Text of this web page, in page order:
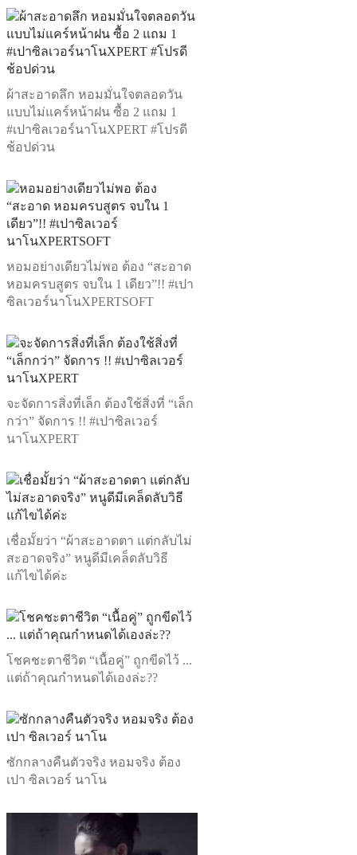
ผ้าสะอาดลึก หอมมั่นใจตลอดวัน
แบบไม่แคร์หน้าฝน ซื้อ 2 แถม 1
#เปาซิลเวอร์นาโนXPERT #โปรดี
ช้อปด่วน
หอมอย่างเดียวไม่พอ ต้อง “สะอาด
หอมครบสูตร จบใน 1 เดียว”!! #เปา
ซิลเวอร์นาโนXPERTSOFT
จะจัดการสิ่งที่เล็ก ต้องใช้สิ่งที่ “เล็ก
กว่า” จัดการ !! #เปาซิลเวอร์
นาโนXPERT
เชื่อมั้ยว่า “ผ้าสะอาดตา แต่กลับไม่
สะอาดจริง” หนูดีมีเคล็ดลับวิธี
แก้ไขได้ค่ะ
โชคชะตาชีวิต “เนื้อคู่” ถูกขีดไว้ ...
แต่ถ้าคุณกำหนดได้เองล่ะ??
ซักกลางคืนตัวจริง หอมจริง ต้อง
เปา ซิลเวอร์ นาโน